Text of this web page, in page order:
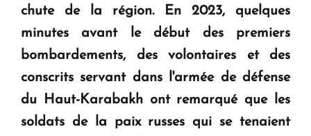
ouvrira ses portes à Dilijan
chute de la région. En 2023, quelques
minutes avant le début des premiers
bombardements, des volontaires et des
conscrits servant dans l'armée de défense
du Haut-Karabakh ont remarqué que les
soldats de la paix russes qui se tenaient